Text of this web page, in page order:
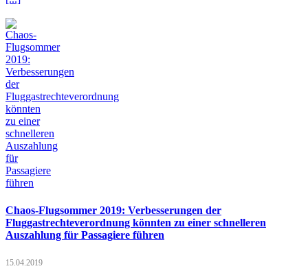
Chaos-Flugsommer 2019: Verbesserungen der
Fluggastrechteverordnung könnten zu einer schnelleren
Auszahlung für Passagiere führen
15.04.2019